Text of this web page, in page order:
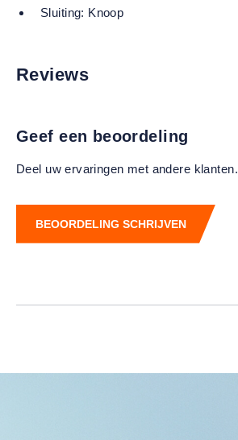
Sluiting: Knoop
Reviews
Geef een beoordeling
Deel uw ervaringen met andere klanten.
BEOORDELING SCHRIJVEN